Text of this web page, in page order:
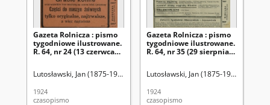
Gazeta Rolnicza : pismo
tygodniowe ilustrowane.
R. 64, nr 24 (13 czerwca
Lutosławski, Jan (1875-1950). Red.
1924
czasopismo
Gazeta Rolnicza : pismo
tygodniowe ilustrowane.
R. 64, nr 35 (29 sierpnia
Lutosławski, Jan (1875-1950). Red.
1924
czasopismo